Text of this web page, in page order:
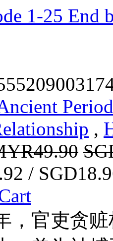
1-25 End
,
/
，官吏贪